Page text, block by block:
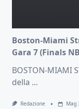
Boston-Miami
Gara 7 (Finals
BOSTON-MIAMI
della ...
Redazione Mag